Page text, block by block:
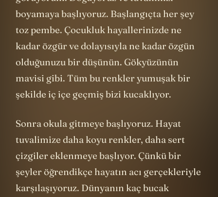
boyamaya başlıyoruz. Başlangıçta her şey
toz pembe. Çocukluk hayallerinizde ne
kadar özgür ve dolayısıyla ne kadar özgün
olduğunuzu bir düşünün. Gökyüzünün
mavisi gibi. Tüm bu renkler yumuşak bir
şekilde iç içe geçmiş bizi kucaklıyor.
Sonra okula gitmeye başlıyoruz. Hayat
tuvalimize daha koyu renkler, daha sert
çizgiler eklenmeye başlıyor. Çünkü bir
şeyler öğrendikçe hayatın acı gerçekleriyle
karşılaşıyoruz. Dünyanın kaç bucak